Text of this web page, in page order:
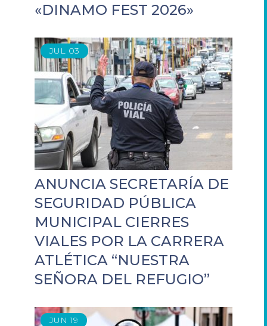
«DINAMO FEST 2026»
JUL 03
ANUNCIA SECRETARÍA DE
SEGURIDAD PÚBLICA
MUNICIPAL CIERRES
VIALES POR LA CARRERA
ATLÉTICA “NUESTRA
SEÑORA DEL REFUGIO”
JUN 19